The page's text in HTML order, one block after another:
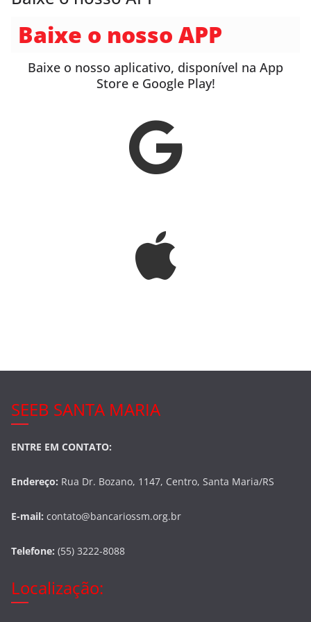
Baixe o nosso APP
Baixe o nosso aplicativo, disponível na App
Store e Google Play!
SEEB SANTA MARIA
ENTRE EM CONTATO:
Endereço: Rua Dr. Bozano, 1147, Centro, Santa Maria/RS
E-mail: contato@bancariossm.org.br
Telefone: (55) 3222-8088
Localização: